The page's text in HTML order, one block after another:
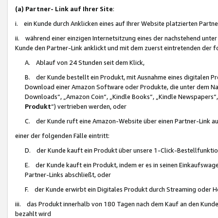
(a) Partner- Link auf Ihrer Site:
i. ein Kunde durch Anklicken eines auf Ihrer Website platzierten
ii. während einer einzigen Internetsitzung eines der nachstehend
Kunde den Partner-Link anklickt und mit dem zuerst eintretenden der
A. Ablauf von 24 Stunden seit dem Klick,
B. der Kunde bestellt ein Produkt, mit Ausnahme eines digitalen
Download einer Amazon Software oder Produkte, die unter dem
Downloads“, „Amazon Coin“, „Kindle Books“, „Kindle
Produkt“) vertrieben werden, oder
C. der Kunde ruft eine Amazon-Website über einen Partner-Link
einer der folgenden Fälle eintritt:
D. der Kunde kauft ein Produkt über unsere 1-Click-
E. der Kunde kauft ein Produkt, indem er es in seinen
Partner-Links abschließt, oder
F. der Kunde erwirbt ein Digitales Produkt durch Streaming oder
iii. das Produkt innerhalb von 180 Tagen nach dem Kauf an den
bezahlt wird